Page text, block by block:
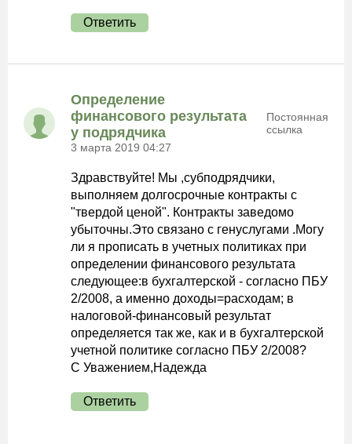
Ответить
Определение
финансового результата
у подрядчика
3 марта 2019 04:27
Постоянная
ссылка
Здравствуйте! Мы ,субподрядчики,
выполняем долгосрочные контракты с
"твердой ценой". Контракты заведомо
убыточны.Это связано с генуслугами .Могу
ли я прописать в учетных политиках при
определении финансового результата
следующее:в бухгалтерской - согласно ПБУ
2/2008, а именно доходы=расходам; в
налоговой-финансовый результат
определяется так же, как и в бухгалтерской
учетной политике согласно ПБУ 2/2008?
С Уважением,Надежда
Ответить